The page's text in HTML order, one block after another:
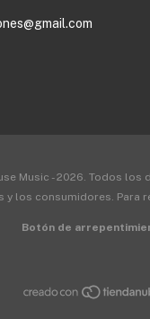
Music - 2026. Todos los
y los consumidores. Para
Botón de